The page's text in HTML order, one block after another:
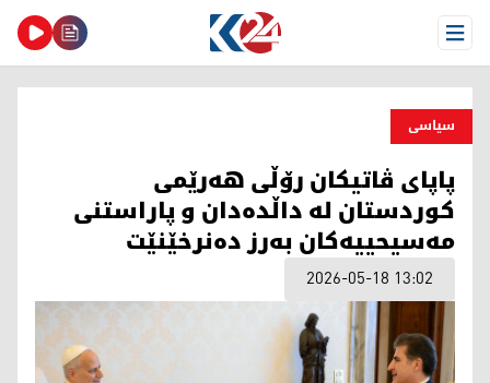
Open Menu
سیاسی
پاپای ڤاتیکان رۆڵى هەرێمی
کوردستان لە داڵدەدان و پاراستنی
مەسیحییەکان به‌رز دەنرخێنێت
2026-05-18 13:02